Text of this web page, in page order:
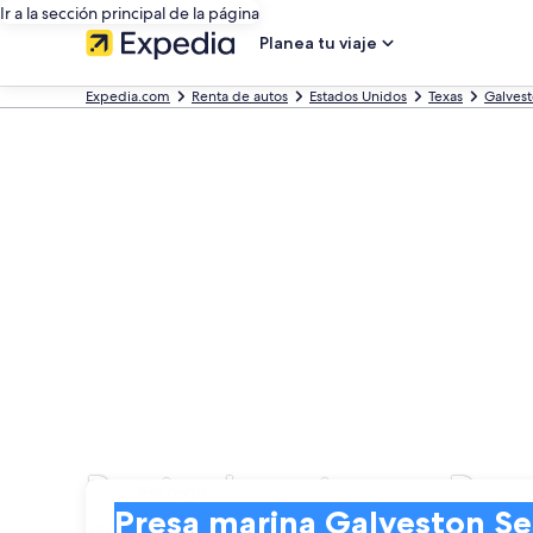
Ir a la sección principal de la página
Planea tu viaje
Expedia.com Renta de autos Estados Unidos Texas
Renta de autos en
Presa marina Galveston Seawall